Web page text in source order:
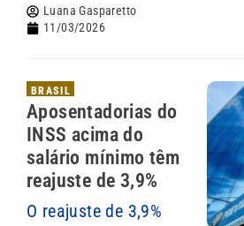
Luana Gasparetto
11/03/2026
BRASIL
Aposentadorias do
INSS acima do
salário mínimo têm
reajuste de 3,9%
O reajuste de 3,9%